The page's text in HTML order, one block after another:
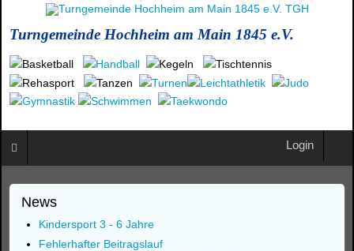
Turngemeinde Hochheim am Main 1845 e.V.
Login
News
Kindersport 3 - 6 Jahre
Fehlerhafter Beitragslauf